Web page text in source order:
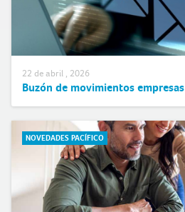
22 de abril , 2026
Buzón de movimientos empresas
NOVEDADES PACÍFICO